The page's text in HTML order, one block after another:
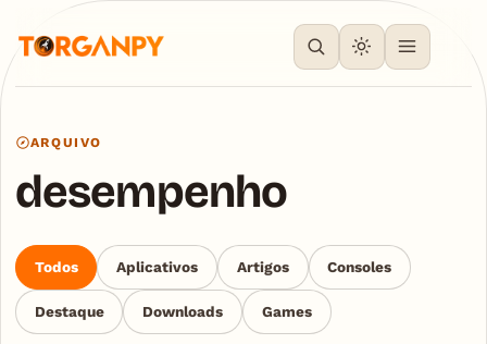
ARQUIVO
desempenho
Todos Aplicativos Artigos Consoles
Destaque Downloads Games